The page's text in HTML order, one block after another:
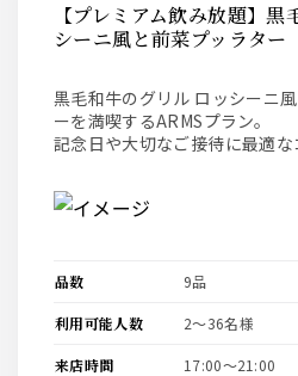
【プレミアム飲み放題】黒毛和牛のグリル ロッ
シーニ風と前菜プッラター
黒毛和牛のグリル ロッシーニ風とオードブルプッラタ
ーを満喫するARMSプラン。
記念日や大切なご接待に最適な
品数 9品
利用可能人数 2〜36名様
来店時間 17:00〜21:00